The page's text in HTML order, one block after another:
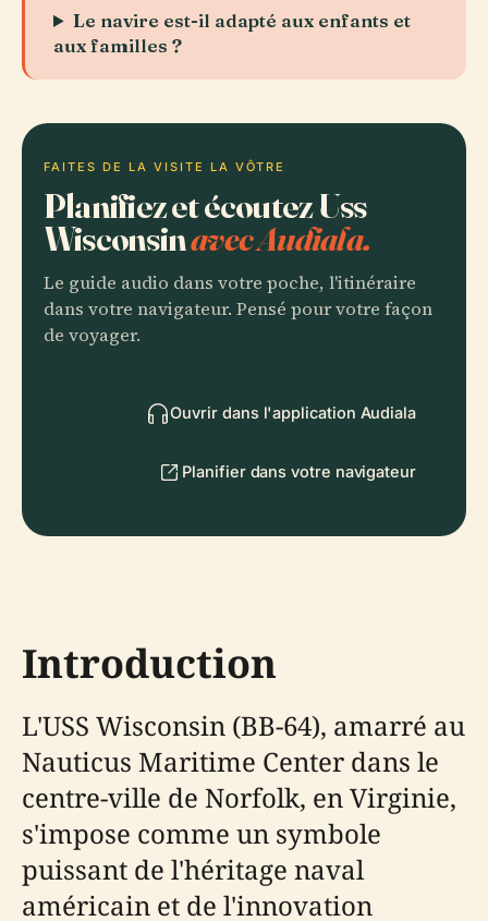
Le navire est-il adapté aux enfants et
aux familles ?
FAITES DE LA VISITE LA VÔTRE
Planifiez et écoutez Uss
Wisconsinavec Audiala.
Le guide audio dans votre poche, l'itinéraire
dans votre navigateur. Pensé pour votre façon
de voyager.
Ouvrir dans l'application Audiala
Planifier dans votre navigateur
Introduction
L'USS Wisconsin (BB-64), amarré au
Nauticus Maritime Center dans le
centre-ville de Norfolk, en Virginie,
s'impose comme un symbole
puissant de l'héritage naval
américain et de l'innovation